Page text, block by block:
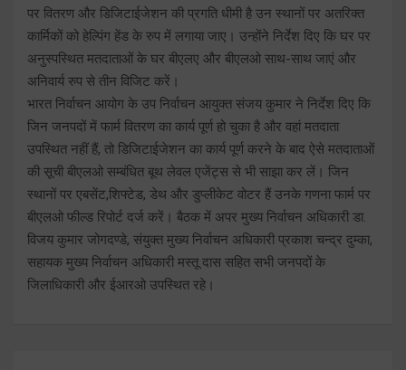
पर वितरण और डिजिटाईजेशन की प्रगति धीमी है उन स्थानों पर अतरिक्त
कार्मिकों को हेल्पिंग हेंड के रुप में लगाया जाए। उन्होंने निर्देश दिए कि घर पर
अनुस्पस्थित मतदाताओं के घर बीएलए और बीएलओ साथ-साथ जाएं और
अनिवार्य रुप से तीन विजिट करें।
भारत निर्वाचन आयोग के उप निर्वाचन आयुक्त संजय कुमार ने निर्देश दिए कि
जिन जनपदों में फार्म वितरण का कार्य पूर्ण हो चुका है और वहां मतदाता
उपस्थित नहीं हैं, तो डिजिटाईजेशन का कार्य पूर्ण करने के बाद ऐसे मतदाताओं
की सूची बीएलओ सम्बंधित बूथ लेवल एजेंट्स से भी साझा कर लें। जिन
स्थानों पर एबसेंट,शिफ्टेड, डेथ और डुप्लीकेट वोटर हैं उनके गणना फार्म पर
बीएलओ फील्ड रिपोर्ट दर्ज करें। बैठक में अपर मुख्य निर्वाचन अधिकारी डा.
विजय कुमार जोगदण्डे, संयुक्त मुख्य निर्वाचन अधिकारी प्रकाश चन्द्र दुम्का,
सहायक मुख्य निर्वाचन अधिकारी मस्तू दास सहित सभी जनपदों के
जिलाधिकारी और ईआरओ उपस्थित रहे।